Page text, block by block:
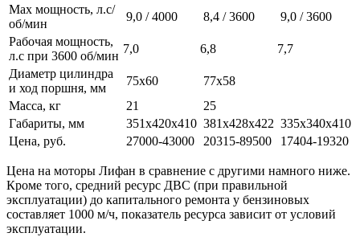
Max мощность, л.с/
об/мин
9,0 / 4000 8,4 / 3600
9,0 / 3600
Рабочая мощность,
л.с при 3600 об/мин
7,0 6,8
7,7
Диаметр цилиндра
и ход поршня, мм
75х60
77х58
Масса, кг
21
25
Габариты, мм
351х420х410 381х428х422 335х340х410
Цена, руб.
27000-43000 20315-89500 17404-19320
Цена на моторы Лифан в сравнение с другими намного ниже.
Кроме того, средний ресурс ДВС (при правильной
эксплуатации) до капитального ремонта у бензиновых
составляет 1000 м/ч, показатель ресурса зависит от условий
эксплуатации.